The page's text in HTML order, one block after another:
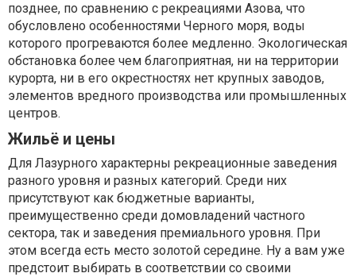
позднее, по сравнению с рекреациями Азова, что
обусловлено особенностями Черного моря, воды
которого прогреваются более медленно. Экологическая
обстановка более чем благоприятная, ни на территории
курорта, ни в его окрестностях нет крупных заводов,
элементов вредного производства или промышленных
центров.
Жильё и цены
Для Лазурного характерны рекреационные заведения
разного уровня и разных категорий. Среди них
присутствуют как бюджетные варианты,
преимущественно среди домовладений частного
сектора, так и заведения премиального уровня. При
этом всегда есть место золотой середине. Ну а вам уже
предстоит выбирать в соответствии со своими